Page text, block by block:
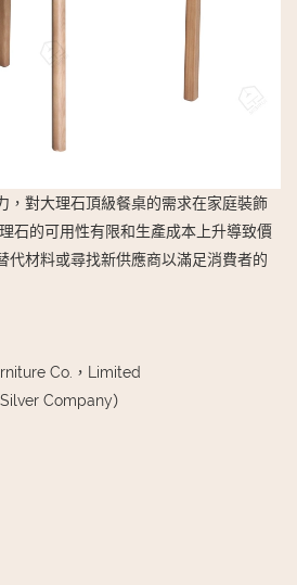
，對大理石頂級餐桌的需求在家庭裝飾
石的可用性有限和生產成本上升導致價
代材料或尋找新供應商以滿足消費者的
Co.，Limited
Company）